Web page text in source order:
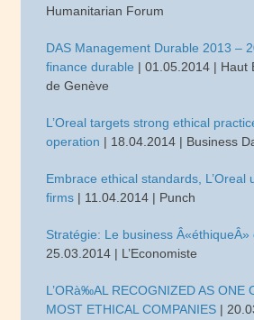
Humanitarian Forum
DAS Management Durable 2013 –
finance durable | 01.05.2014 | Haut
de Genève
L’Oreal targets strong ethical
operation | 18.04.2014 | Business
Embrace ethical standards, L’Oreal
firms | 11.04.2014 | Punch
Stratégie: Le business Â«éthiqueÂ»
25.03.2014 | L’Economiste
L’ORà‰AL RECOGNIZED AS ONE
MOST ETHICAL COMPANIES |